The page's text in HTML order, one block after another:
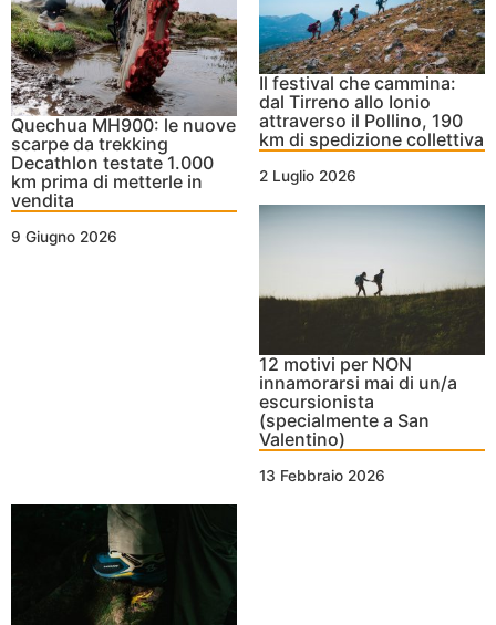
Quechua MH900: le nuove
scarpe da trekking
Decathlon testate 1.000
km prima di metterle in
vendita
9 Giugno 2026
Il festival che cammina:
dal Tirreno allo Ionio
attraverso il Pollino, 190
km di spedizione collettiva
2 Luglio 2026
12 motivi per NON
innamorarsi mai di un/a
escursionista
(specialmente a San
Valentino)
13 Febbraio 2026